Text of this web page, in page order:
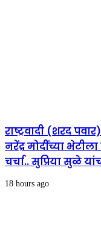
राष्ट्रवादी (शरद
नरेंद्र मोदींच्या
चर्चा.. सुप्रिया सुळे
18 hours ago